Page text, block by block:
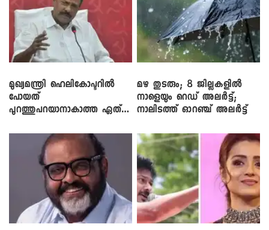
മുഖ്യമന്ത്രി ഹെലികോപ്ടറിൽ
പോയത്
പുറത്തുപറയാനാകാത്ത ഏത്
മഴ തുടരും; 8 ജില്ലകളിൽ
നാളെയും റെഡ് അലർട്ട്;
നാലിടത്ത് ഓറഞ്ച് അലർട്ട്